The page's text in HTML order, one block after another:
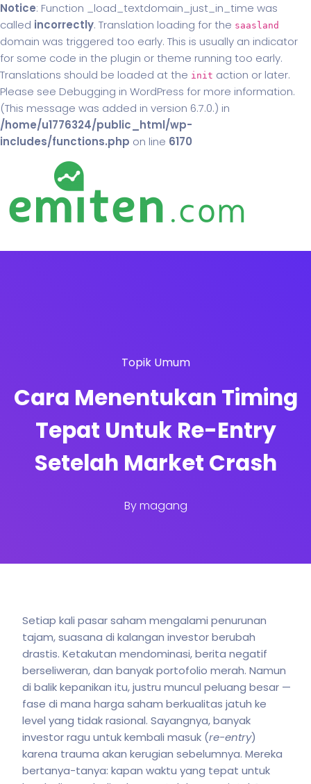
Notice: Function _load_textdomain_just_in_time was
called incorrectly. Translation loading for the saasland
domain was triggered too early. This is usually an indicator
for some code in the plugin or theme running too early.
Translations should be loaded at the init action or later.
Please see Debugging in WordPress for more information.
(This message was added in version 6.7.0.) in
/home/u1776324/public_html/wp-
includes/functions.php on line 6170
Topik Umum
Cara Menentukan Timing
Tepat Untuk Re-Entry
Setelah Market Crash
Bymagang
Setiap kali pasar saham mengalami penurunan
tajam, suasana di kalangan investor berubah
drastis. Ketakutan mendominasi, berita negatif
berseliweran, dan banyak portofolio merah. Namun
di balik kepanikan itu, justru muncul peluang besar —
fase di mana harga saham berkualitas jatuh ke
level yang tidak rasional. Sayangnya, banyak
investor ragu untuk kembali masuk (re-entry)
karena trauma akan kerugian sebelumnya. Mereka
bertanya-tanya: kapan waktu yang tepat untuk